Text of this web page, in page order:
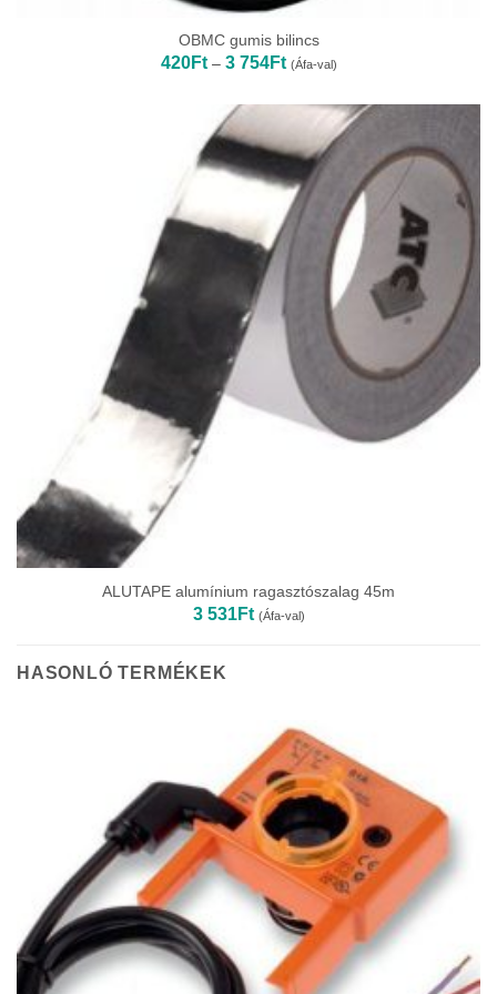
OBMC gumis bilincs
420Ft – 3 754FtÁrtartomány:
420Ft
3
(Áfa-val)
ALUTAPE alumínium ragasztószalag 45m
3 531Ft (Áfa-val)
HASONLÓ TERMÉKEK